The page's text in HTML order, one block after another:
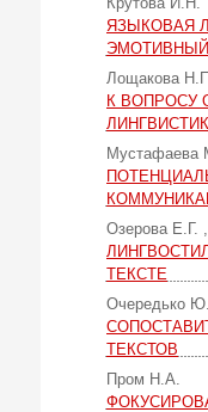
ЯЗЫКОВАЯ
Лощакова
К ВОПРОСУ
Озерова Е.Г.
ТЕКСТЕ
Очередько
ТЕКСТОВ
Пром Н.А.